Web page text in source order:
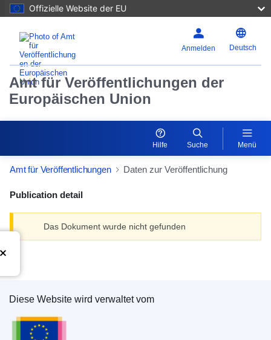
Offizielle Website der EU
Anmelden Deutsch
Amt für Veröffentlichungen der
Europäischen Union
Hilfe Suche Menü
Amt für Veröffentlichungen Daten zur Veröffentlichung
Publication detail
Das Dokument wurde nicht gefunden
Amt für Veröffentlichungen der Europäischen
Diese Website wird verwaltet vom